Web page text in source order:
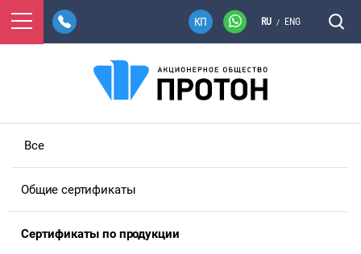
RU / ENG
Все
Общие сертификаты
Сертификаты по продукции